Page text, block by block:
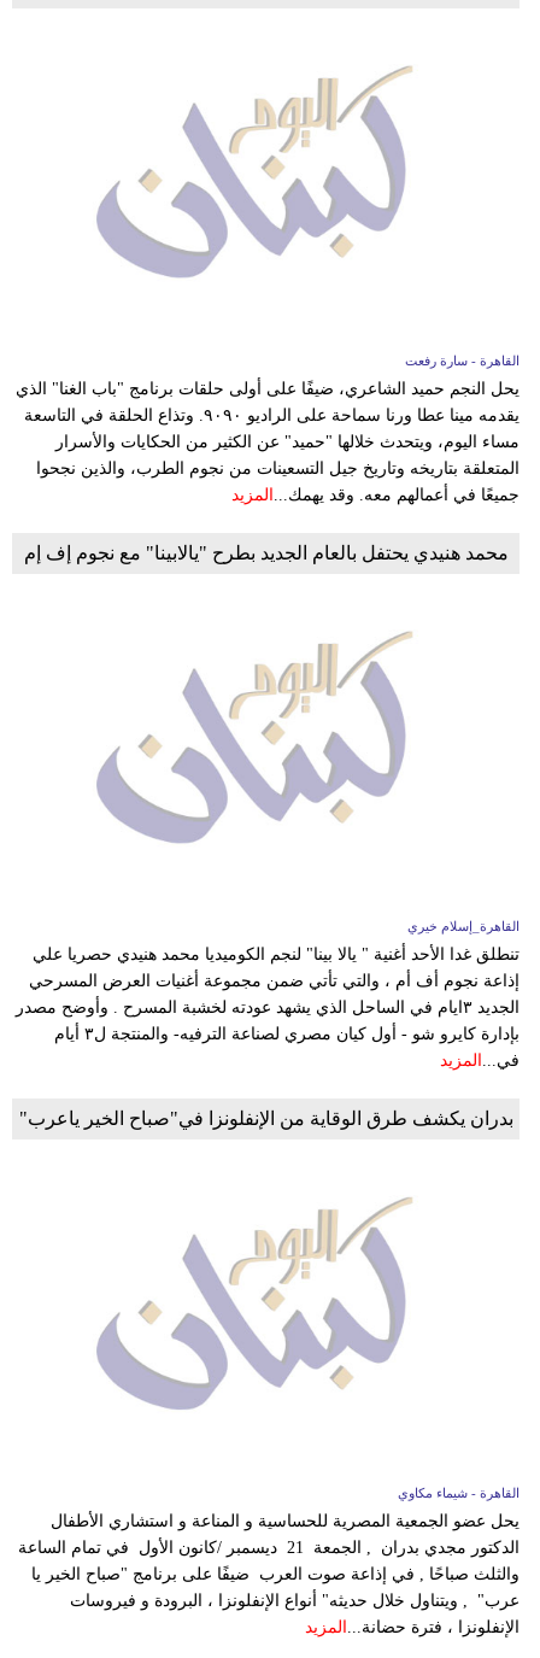
القاهرة - سارة رفعت
يحل النجم حميد الشاعري، ضيفًا على أولى حلقات برنامج "باب الغنا" الذي
يقدمه مينا عطا ورنا سماحة على الراديو ٩٠٩٠. وتذاع الحلقة في التاسعة
مساء اليوم، ويتحدث خلالها "حميد" عن الكثير من الحكايات والأسرار
المتعلقة بتاريخه وتاريخ جيل التسعينات من نجوم الطرب، والذين نجحوا
جميعًا في أعمالهم معه. وقد يهمك... المزيد
محمد هنيدي يحتفل بالعام الجديد بطرح "يالابينا" مع نجوم إف إم
القاهرة_إسلام خيري
تنطلق غدا الأحد أغنية " يالا بينا" لنجم الكوميديا محمد هنيدي حصريا علي
إذاعة نجوم أف أم ، والتي تأتي ضمن مجموعة أغنيات العرض المسرحي
الجديد ٣ايام في الساحل الذي يشهد عودته لخشبة المسرح . وأوضح مصدر
بإدارة كايرو شو - أول كيان مصري لصناعة الترفيه- والمنتجة ل٣ أيام
في... المزيد
بدران يكشف طرق الوقاية من الإنفلونزا في"صباح الخير ياعرب"
القاهرة - شيماء مكاوي
يحل عضو الجمعية المصرية للحساسية و المناعة و استشاري الأطفال
الدكتور مجدي بدران , الجمعة 21 ديسمبر /كانون الأول في تمام الساعة
والثلث صباحًا , في إذاعة صوت العرب ضيفًا على برنامج "صباح الخير يا
عرب" , ويتناول خلال حديثه" أنواع الإنفلونزا ، البرودة و فيروسات
الإنفلونزا ، فترة حضانة... المزيد